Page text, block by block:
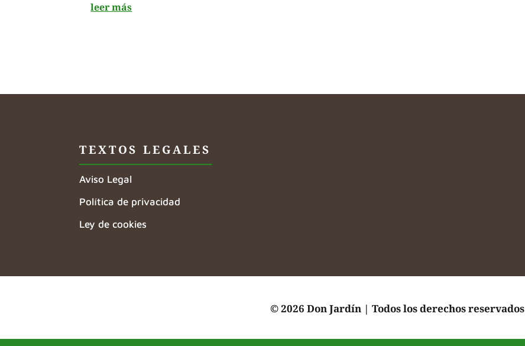
leer más
TEXTOS LEGALES
Aviso Legal
Política de privacidad
Ley de cookies
© 2026 Don Jardín | Todos los derechos reservados